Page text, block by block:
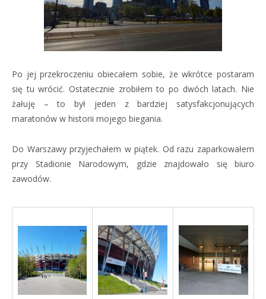
Po jej przekroczeniu obiecałem sobie, że wkrótce postaram
się tu wrócić. Ostatecznie zrobiłem to po dwóch latach. Nie
żałuję – to był jeden z bardziej satysfakcjonujących
maratonów w historii mojego biegania.
Do Warszawy przyjechałem w piątek. Od razu zaparkowałem
przy Stadionie Narodowym, gdzie znajdowało się biuro
zawodów.